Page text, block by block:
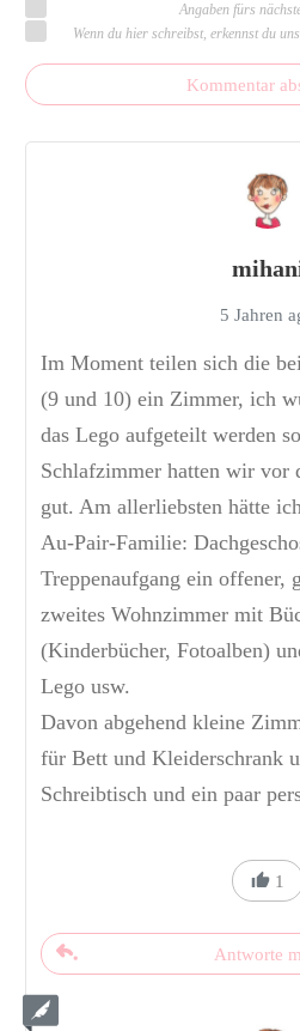
Angaben fürs
Wenn du hier schreibst, erkennst du
Kommentar
5 Jahren
Im Moment teilen sich die
(9 und 10) ein Zimmer, ich
das Lego aufgeteilt werden
Schlafzimmer hatten wir vor
gut. Am allerliebsten hätte
Au-Pair-Familie:
Treppenaufgang ein offener,
zweites Wohnzimmer mit
(Kinderbücher, Fotoalben)
Lego usw.
Davon abgehend kleine
für Bett und Kleiderschrank
Schreibtisch und ein paar
1
Antworte